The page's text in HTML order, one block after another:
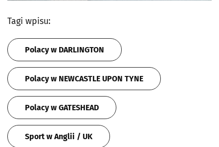
Tagi wpisu:
Polacy w DARLINGTON
Polacy w NEWCASTLE UPON TYNE
Polacy w GATESHEAD
Sport w Anglii / UK